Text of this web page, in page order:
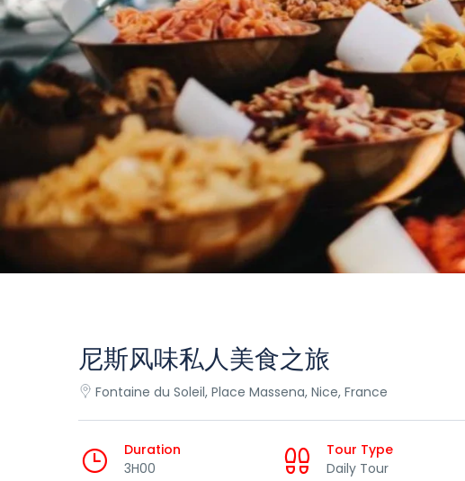
尼斯风味私人美食之旅
Fontaine du Soleil, Place Massena, Nice, France
Duration
3H00
Tour Type
Daily Tour